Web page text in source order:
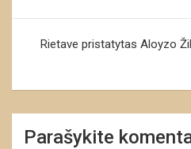
Rietave pristatytas Aloyzo
Parašykite